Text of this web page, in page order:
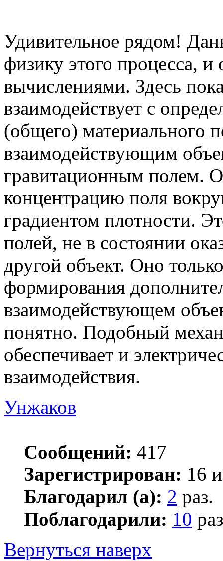
Удивительное рядом!
физику этого процесса,
вычислениями. Здесь
взаимодействует с
(общего) материального
взаимодействующим
гравитационным полем.
концентрацию поля
градиентом плотности.
полей, не в состоянии
другой объект. Оно
формирования
взаимодействующем
понятно. Подобный
обеспечивает и
взаимодействия.
Унжаков
Сообщений: 417
Зарегистрирован: 16
Благодарил (а): 2 раз.
Поблагодарили: 10
Вернуться наверх